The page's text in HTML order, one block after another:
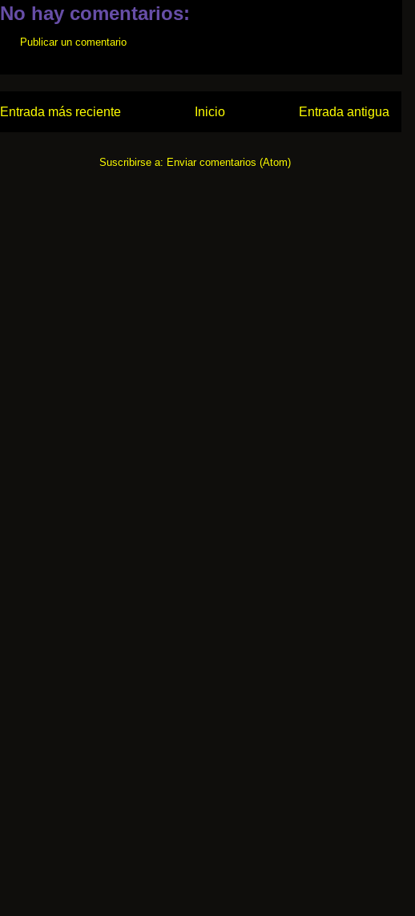
No hay comentarios:
Publicar un comentario
Entrada más reciente Entrada antigua
Inicio
Suscribirse a: Enviar comentarios (Atom)